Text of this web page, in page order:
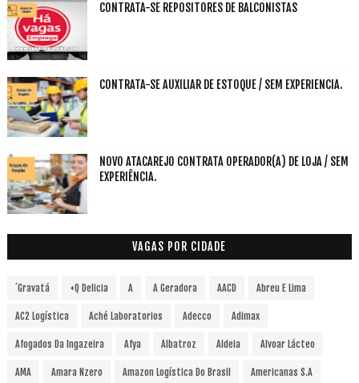
CONTRATA-SE REPOSITORES DE BALCONISTAS
CONTRATA-SE AUXILIAR DE ESTOQUE / SEM EXPERIENCIA.
NOVO ATACAREJO CONTRATA OPERADOR(A) DE LOJA / SEM
EXPERIÊNCIA.
VAGAS POR CIDADE
´Gravatá +Q Delicia A A Geradora AACD Abreu E Lima
AC2 Logística Aché Laboratorios Adecco Adimax
Afogados Da Ingazeira Afya Albatroz Aldeia Alvoar Lácteo
AMA Amara Nzero Amazon Logística Do Brasil Americanas S.A